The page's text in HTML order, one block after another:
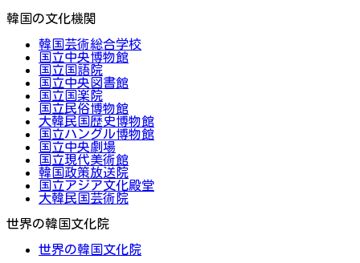
韓国の文化機関
韓国芸術総合学校
国立中央博物館
国立国語院
国立中央図書館
国立国楽院
国立民俗博物館
大韓民国歴史博物館
国立ハングル博物館
国立中央劇場
国立現代美術館
韓国政策放送院
国立アジア文化殿堂
大韓民国芸術院
世界の韓国文化院
世界の韓国文化院